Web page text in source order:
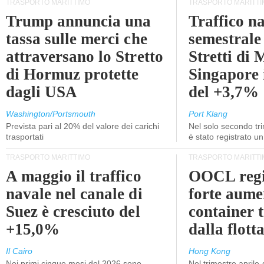
TRASPORTO MARITTIMO
Trump annuncia una
tassa sulle merci che
attraversano lo Stretto
di Hormuz protette
dagli USA
Washington/Portsmouth
Prevista pari al 20% del valore dei carichi
trasportati
TRASPORTO
Traffico
Stretti di
del +3,7%
Port Klang
Nel solo secondo
è stato registrato
TRASPORTO MARITTIMO
A maggio il traffico
navale nel canale di
Suez è cresciuto del
+15,0%
Il Cairo
TRASPORTO
OOCL
forte
container
dalla
Hong Kong